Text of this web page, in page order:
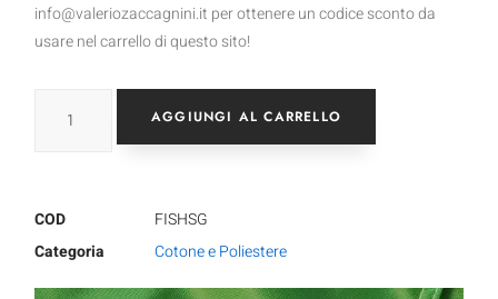
info@valeriozaccagnini.it per ottenere un codice sconto da
usare nel carrello di questo sito!
AGGIUNGI AL CARRELLO
COD
FISHSG
Categoria
Cotone e Poliestere